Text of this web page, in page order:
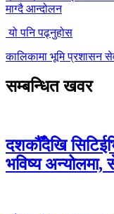
माग्दै आन्दोलन
यो पनि पढ्नुहोस
कालिकामा भूमि प्रशासन
सम्बन्धित खवर
दशकौँदेखि
भविष्य अन्योलमा,